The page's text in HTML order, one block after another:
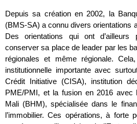
Depuis sa création en 2002, la
(BMS-SA) a connu divers orientations
Des orientations qui ont
conserver sa place de leader par les
régionales et même régionale.
institutionnelle importante avec
Crédit Initiative (CISA), institution
PME/PMI, et la fusion en 2016 avec
Mali (BHM), spécialisée dans le
l’immobilier. Ces opérations, à forte